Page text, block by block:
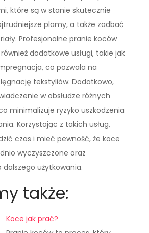
które są w stanie skutecznie
plamy, a także zadbać
Profesjonalne pranie koców
dodatkowe usługi, takie jak
co pozwala na
tekstyliów. Dodatkowo,
w obsłudze różnych
minimalizuje ryzyko uszkodzenia
Korzystając z takich usług,
czas i mieć pewność, że koce
wyczyszczone oraz
użytkowania.
także:
Koce jak prać?